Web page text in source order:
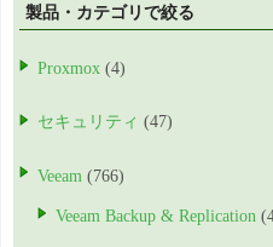
製品・カテゴリで絞る
Proxmox (4)
セキュリティ (47)
Veeam (766)
Veeam Backup & Replication